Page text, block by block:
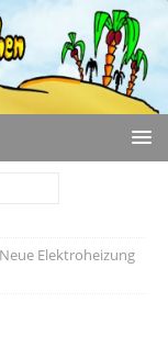
Elektroheizung